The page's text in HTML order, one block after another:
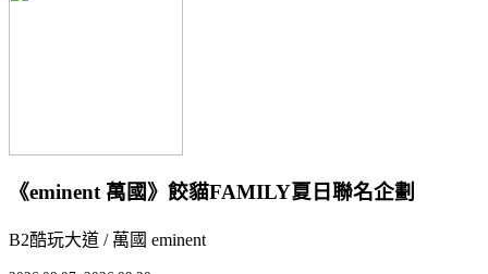
《eminent 萬國》餃貓FAMILY夏日聯名企劃
B2酷玩大道 / 萬國 eminent